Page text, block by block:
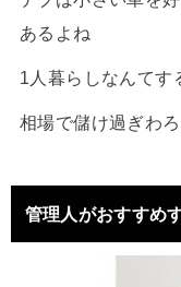
あるよね
1人暮らしなんてす
相場で儲け過ぎわ
管理人がおすすめ